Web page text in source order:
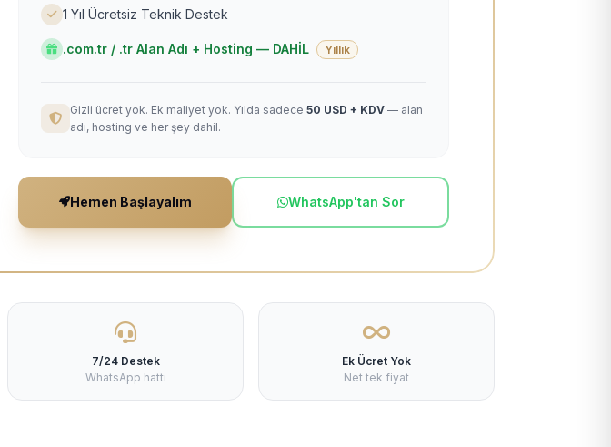
1 Yıl Ücretsiz Teknik Destek
.com.tr / .tr Alan Adı + Hosting — DAHİL Yıllık
Gizli ücret yok. Ek maliyet yok. Yılda sadece 50 USD + KDV — alan
adı, hosting ve her şey dahil.
Hemen Başlayalım WhatsApp'tan Sor
7/24 Destek
WhatsApp hattı
Ek Ücret Yok
Net tek fiyat